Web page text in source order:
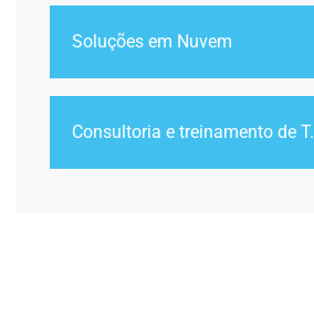
Soluções em Nuvem
Consultoria e treinamento de T.I